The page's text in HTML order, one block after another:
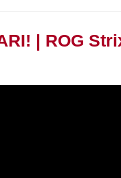
| ROG